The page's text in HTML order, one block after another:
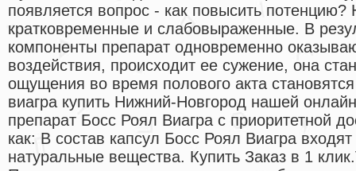
появляется вопрос - как повысить потенцию?
кратковременные и слабовыраженные. В
компоненты препарат одновременно
воздействия, происходит ее сужение, она
ощущения во время полового акта
виагра купить Нижний-Новгород нашей
препарат Босс Роял Виагра с приоритетной
как: В состав капсул Босс Роял Виагра
натуральные вещества. Купить Заказ в 1